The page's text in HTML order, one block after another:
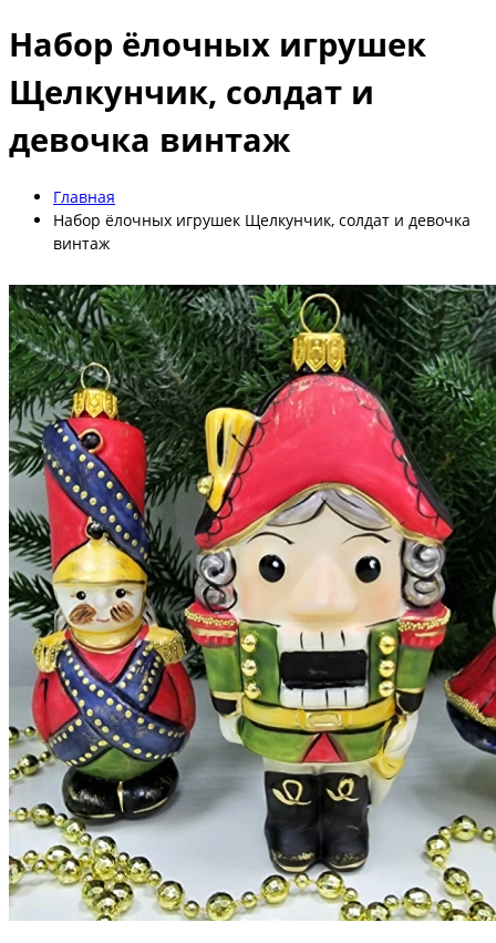
Набор ёлочных игрушек
Щелкунчик, солдат и
девочка винтаж
Главная
Набор ёлочных игрушек Щелкунчик, солдат и девочка
винтаж